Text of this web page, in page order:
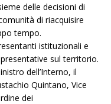
delle decisioni di
di riacquisire
tempo.
istituzionali e
sul territorio.
dell’Interno, il
Quintano, Vice
dei